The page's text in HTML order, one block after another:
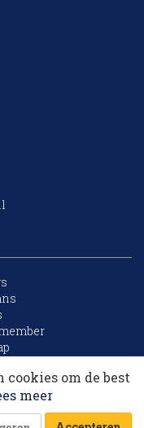
by
om de best
meer